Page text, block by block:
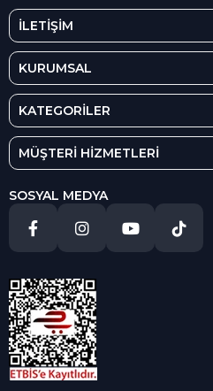
İLETİŞİM
KURUMSAL
KATEGORİLER
MÜŞTERİ HİZMETLERİ
SOSYAL MEDYA